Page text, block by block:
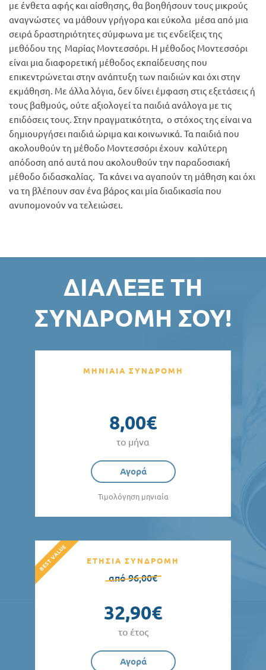
με ένθετα αφής και αίσθησης, θα βοηθήσουν τους μικρούς
αναγνώστες να μάθουν γρήγορα και εύκολα μέσα από μια
σειρά δραστηριότητες σύμφωνα με τις ενδείξεις της
μεθόδου της Μαρίας Μοντεσσόρι. Η μέθοδος Μοντεσσόρι
είναι μια διαφορετική μέθοδος εκπαίδευσης που
επικεντρώνεται στην ανάπτυξη των παιδιών και όχι στην
εκμάθηση. Με άλλα λόγια, δεν δίνει έμφαση στις εξετάσεις ή
τους βαθμούς, ούτε αξιολογεί τα παιδιά ανάλογα με τις
επιδόσεις τους. Στην πραγματικότητα, ο στόχος της είναι να
δημιουργήσει παιδιά ώριμα και κοινωνικά. Τα παιδιά που
ακολουθούν τη μέθοδο Μοντεσσόρι έχουν καλύτερη
απόδοση από αυτά που ακολουθούν την παραδοσιακή
μέθοδο διδασκαλίας. Τα κάνει να αγαπούν τη μάθηση και όχι
να τη βλέπουν σαν ένα βάρος και μία διαδικασία που
ανυπομονούν να τελειώσει.
ΔΙΆΛΕΞΕ ΤΗ
ΣΥΝΔΡΟΜΉ ΣΟΥ!
ΜΗΝΙΑΙΑ ΣΥΝΔΡΟΜΗ
8,00€
το μήνα
Αγορά
Τιμολόγηση μηνιαία
ΕΤΗΣΙΑ ΣΥΝΔΡΟΜΗ
από 96,00€
32,90€
το έτος
Αγορά